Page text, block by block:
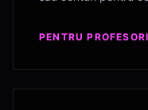
PENTRU PROFESORI